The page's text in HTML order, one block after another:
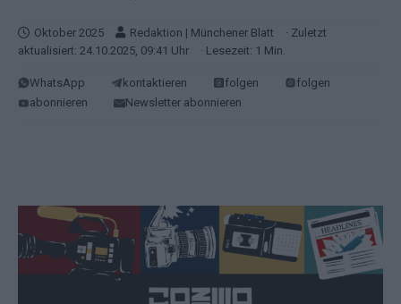
Oktober 2025 Redaktion | Münchener Blatt
· Zuletzt
aktualisiert: 24.10.2025, 09:41 Uhr
· Lesezeit: 1 Min.
WhatsApp kontaktieren folgen
folgen
abonnieren
Newsletter abonnieren